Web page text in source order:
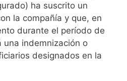
ha suscrito un
la compañía y que, en
durante el período de
una indemnización o
designados en la